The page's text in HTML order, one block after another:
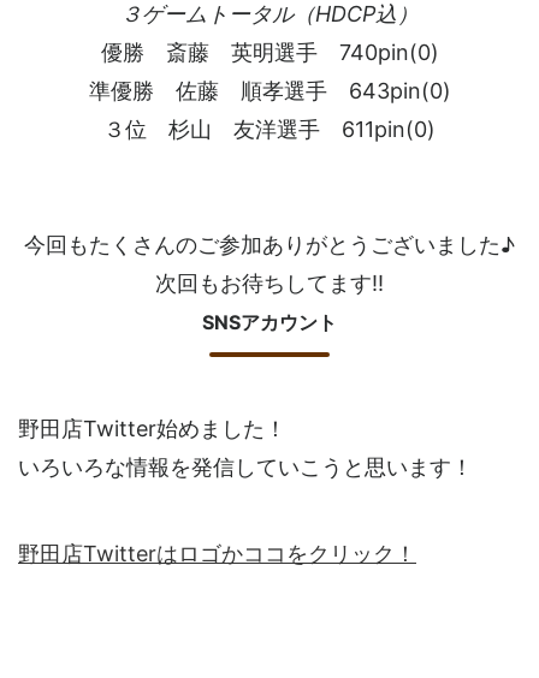
３ゲームトータル（HDCP込）
優勝 斎藤 英明選手 740pin(0)
準優勝 佐藤 順孝選手 643pin(0)
３位 杉山 友洋選手 611pin(0)
今回もたくさんのご参加ありがとうございました♪
次回もお待ちしてます!!
SNSアカウント
野田店Twitter始めました！
いろいろな情報を発信していこうと思います！
野田店Twitterはロゴかココをクリック！